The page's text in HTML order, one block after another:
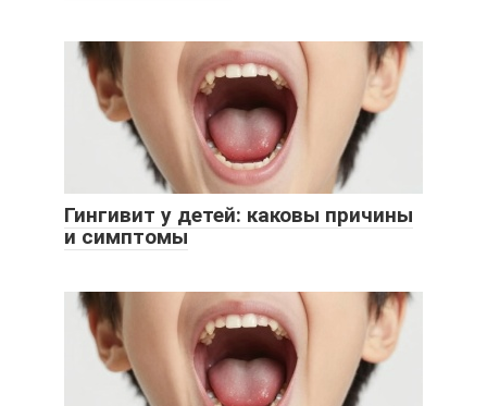
Гингивит у детей: каковы причины
и симптомы